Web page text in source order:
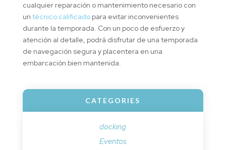
cualquier reparación o mantenimiento necesario con
un técnico calificado para evitar inconvenientes
durante la temporada. Con un poco de esfuerzo y
atención al detalle, podrá disfrutar de una temporada
de navegación segura y placentera en una
embarcación bien mantenida.
CATEGORIES
docking
Eventos